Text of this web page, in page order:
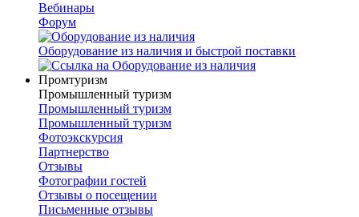
Вебинары
Форум
Оборудование из наличия и быстрой поставки
Промтуризм
Промышленный туризм
Промышленный туризм
Промышленный туризм
Фотоэкскурсия
Партнерство
Отзывы
Фотографии гостей
Отзывы о посещении
Письменные отзывы